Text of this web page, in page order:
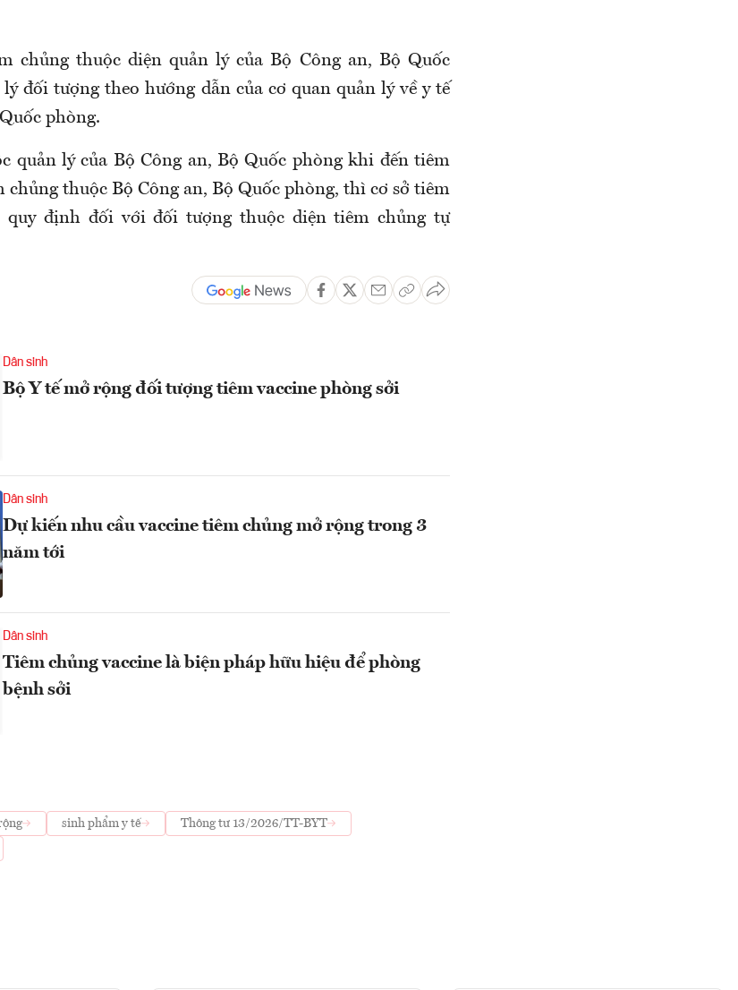
chủng thuộc diện quản lý của Bộ Công an, Bộ Quốc
đối tượng theo hướng dẫn của cơ quan quản lý về y tế
phòng.
quản lý của Bộ Công an, Bộ Quốc phòng khi đến tiêm
chủng thuộc Bộ Công an, Bộ Quốc phòng, thì cơ sở tiêm
quy định đối với đối tượng thuộc diện tiêm chủng tự
Dân sinh
Bộ Y tế mở rộng đối tượng tiêm vaccine phòng sởi
Dân sinh
Dự kiến nhu cầu vaccine tiêm chủng mở rộng trong 3
năm tới
Dân sinh
Tiêm chủng vaccine là biện pháp hữu hiệu để phòng
bệnh sởi
sinh phẩm y tế
Thông tư 13/2026/TT-BYT